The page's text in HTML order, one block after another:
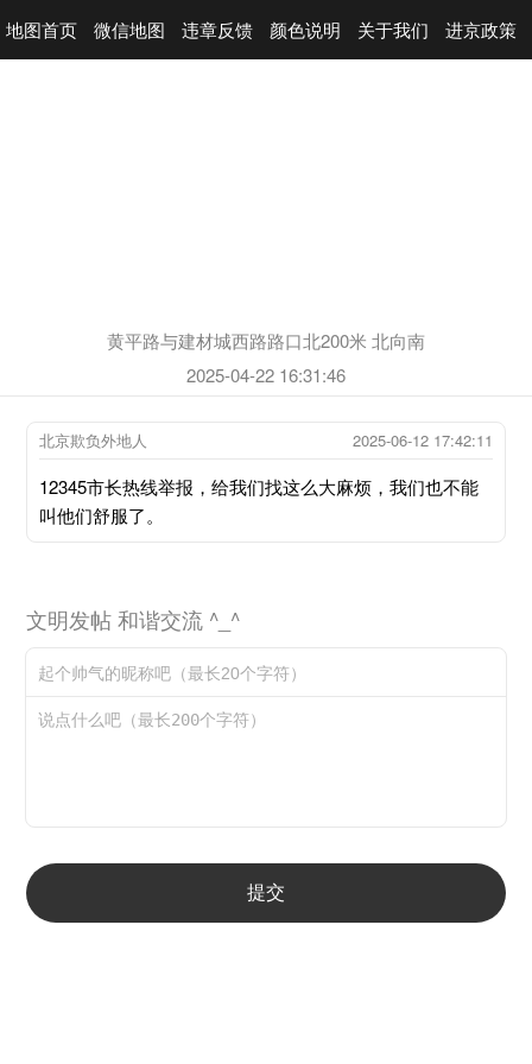
地图首页 微信地图 违章反馈 颜色说明 关于我们 进京政策
黄平路与建材城西路路口北200米 北向南
2025-04-22 16:31:46
北京欺负外地人 2025-06-12 17:42:11
12345市长热线举报，给我们找这么大麻烦，我们也不能
叫他们舒服了。
文明发帖 和谐交流 ^_^
提交